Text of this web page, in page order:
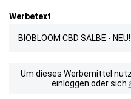
Werbetext
BIOBLOOM CBD SALBE - NEU!
Um dieses Werbemittel
einloggen oder sich